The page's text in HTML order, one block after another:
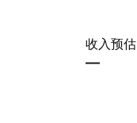
收入预估
—